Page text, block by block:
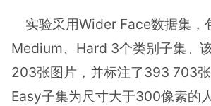
实验采用Wider Face数据集，
Medium、Hard 3个类别子集。
203张图片，并标注了393 703
Easy子集为尺寸大于300像素的